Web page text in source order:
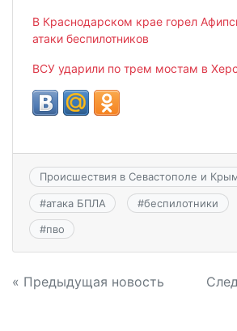
В Краснодарском крае горел
атаки беспилотников
ВСУ ударили по трем мостам в
Происшествия в Севастополе и
#атака БПЛА #беспилотники
#пво
Навигация
« Предыдущая новость